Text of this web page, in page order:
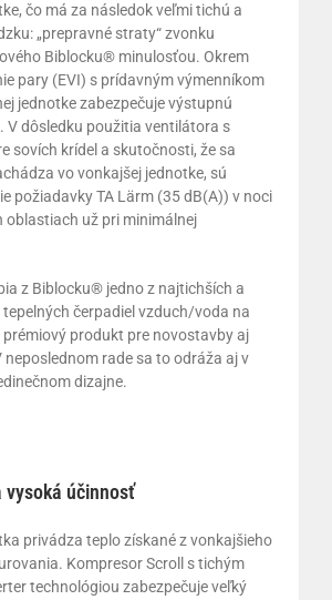
čo má za následok veľmi tichú a
„prepravné straty“ zvonku
Biblocku® minulosťou. Okrem
pary (EVI) s prídavným výmenníkom
jednotke zabezpečuje výstupnú
V dôsledku použitia ventilátora s
sovích krídel a skutočnosti, že sa
vo vonkajšej jednotke, sú
požiadavky TA Lärm (35 dB(A)) v noci
oblastiach už pri minimálnej
z Biblocku® jedno z najtichších a
čerpadiel vzduch/voda na
produkt pre novostavby aj
neposlednom rade sa to odráža aj v
dizajne.
vysoká účinnosť
privádza teplo získané z vonkajšieho
Kompresor Scroll s tichým
technológiou zabezpečuje veľký